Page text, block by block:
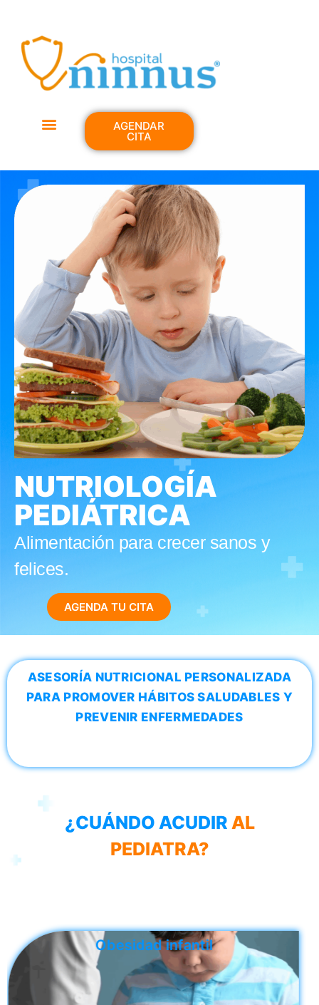
AGENDAR
CITA
NUTRIOLOGÍA
PEDIÁTRICA
Alimentación para crecer sanos y
felices.
AGENDA TU CITA
ASESORÍA NUTRICIONAL PERSONALIZADA
PARA PROMOVER HÁBITOS SALUDABLES Y
PREVENIR ENFERMEDADES
¿CUÁNDO ACUDIR AL
PEDIATRA?
Diabetes o colesterol elevado